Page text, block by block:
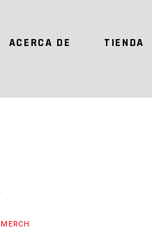
ACERCA DE TIENDA
MERCH